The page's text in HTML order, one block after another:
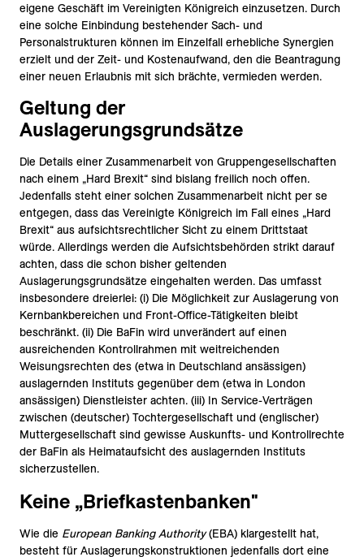
eigene Geschäft im Vereinigten Königreich einzusetzen. Durch
eine solche Einbindung bestehender Sach- und
Personalstrukturen können im Einzelfall erhebliche Synergien
erzielt und der Zeit- und Kostenaufwand, den die Beantragung
einer neuen Erlaubnis mit sich brächte, vermieden werden.
Geltung der
Auslagerungsgrundsätze
Die Details einer Zusammenarbeit von Gruppengesellschaften
nach einem „Hard Brexit“ sind bislang freilich noch offen.
Jedenfalls steht einer solchen Zusammenarbeit nicht per se
entgegen, dass das Vereinigte Königreich im Fall eines „Hard
Brexit“ aus aufsichtsrechtlicher Sicht zu einem Drittstaat
würde. Allerdings werden die Aufsichtsbehörden strikt darauf
achten, dass die schon bisher geltenden
Auslagerungsgrundsätze eingehalten werden. Das umfasst
insbesondere dreierlei: (i) Die Möglichkeit zur Auslagerung von
Kernbankbereichen und Front-Office-Tätigkeiten bleibt
beschränkt. (ii) Die BaFin wird unverändert auf einen
ausreichenden Kontrollrahmen mit weitreichenden
Weisungsrechten des (etwa in Deutschland ansässigen)
auslagernden Instituts gegenüber dem (etwa in London
ansässigen) Dienstleister achten. (iii) In Service-Verträgen
zwischen (deutscher) Tochtergesellschaft und (englischer)
Muttergesellschaft sind gewisse Auskunfts- und Kontrollrechte
der BaFin als Heimataufsicht des auslagernden Instituts
sicherzustellen.
Keine „Briefkastenbanken"
Wie die European Banking Authority(EBA) klargestellt hat,
besteht für Auslagerungskonstruktionen jedenfalls dort eine